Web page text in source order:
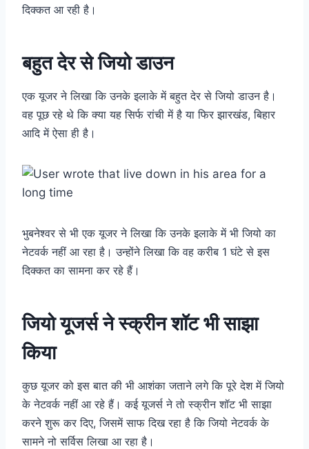
दिक्कत आ रही है।
बहुत देर से जियो डाउन
एक यूजर ने लिखा कि उनके इलाके में बहुत देर से जियो डाउन है।
वह पूछ रहे थे कि क्या यह सिर्फ रांची में है या फिर झारखंड, बिहार
आदि में ऐसा ही है।
भुबनेश्वर से भी एक यूजर ने लिखा कि उनके इलाके में भी जियो का
नेटवर्क नहीं आ रहा है। उन्होंने लिखा कि वह करीब 1 घंटे से इस
दिक्कत का सामना कर रहे हैं।
जियो यूजर्स ने स्क्रीन शॉट भी साझा
किया
कुछ यूजर को इस बात की भी आशंका जताने लगे कि पूरे देश में जियो
के नेटवर्क नहीं आ रहे हैं।कई यूजर्स ने तो स्क्रीन शॉट भी साझा
करने शुरू कर दिए, जिसमें साफ दिख रहा है कि जियो नेटवर्क के
सामने नो सर्विस लिखा आ रहा है।